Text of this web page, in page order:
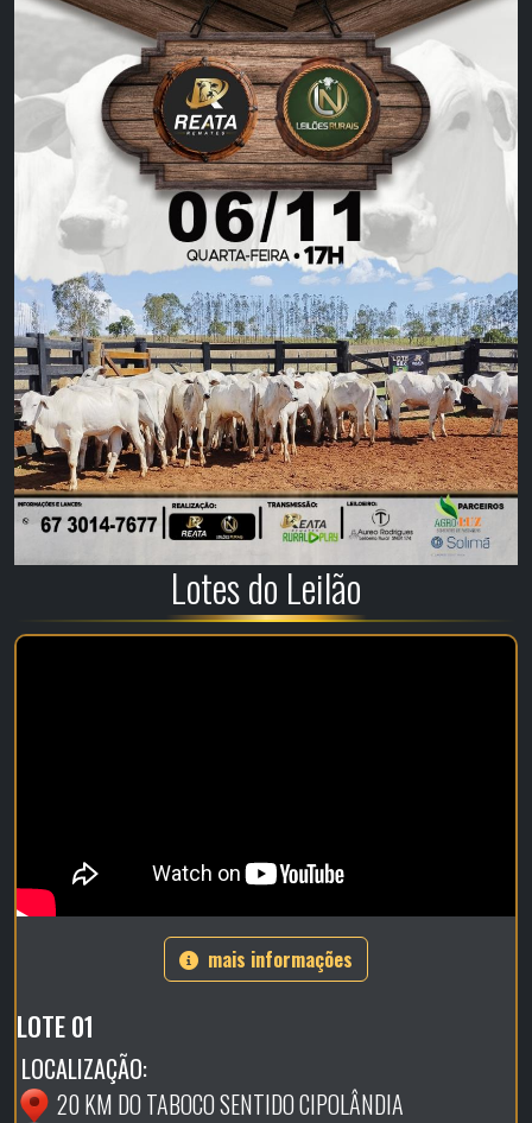
Lotes do Leilão
mais informações
LOTE 01
LOCALIZAÇÃO:
20 KM DO TABOCO SENTIDO CIPOLÂNDIA